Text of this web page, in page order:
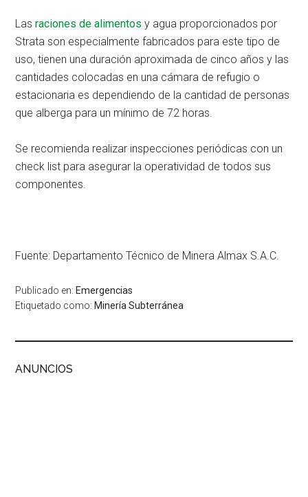
Lasraciones de alimentos y agua proporcionados por
Strata son especialmente fabricados para este tipo de
uso, tienen una duración aproximada de cinco años y las
cantidades colocadas en una cámara de refugio o
estacionaria es dependiendo de la cantidad de personas
que alberga para un mínimo de 72 horas.
Se recomienda realizar inspecciones periódicas con un
check list para asegurar la operatividad de todos sus
componentes.
Fuente: Departamento Técnico de Minera Almax S.A.C.
Publicado en: Emergencias
Etiquetado como: Minería Subterránea
ANUNCIOS